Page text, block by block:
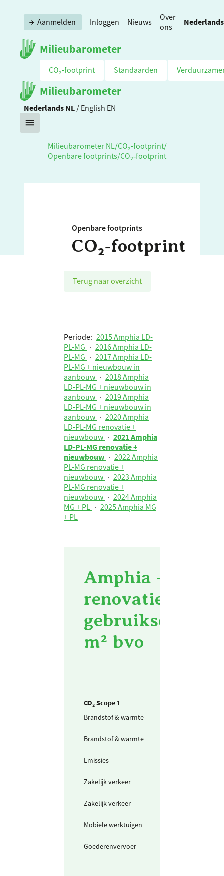
Milieubarometer
Aanmelden Inloggen Nieuws
Over
ons
Nederlands
CO₂‑footprint Standaarden
Milieubarometer
Nederlands NL / English EN
Milieubarometer NL /CO₂‑footprint/
Openbare footprints/CO₂‑footprint
Openbare footprints
CO₂‑footprint
Terug naar overzicht
Periode: 2015 Amphia LD-
PL-MG · 2016 Amphia LD-
PL-MG · 2017 Amphia LD-
PL-MG + nieuwbouw in
aanbouw · 2018 Amphia
LD-PL-MG + nieuwbouw in
aanbouw · 2019 Amphia
LD-PL-MG + nieuwbouw in
aanbouw · 2020 Amphia
LD-PL-MG renovatie +
nieuwbouw · 2021 Amphia
LD-PL-MG renovatie +
nieuwbouw · 2022 Amphia
PL-MG renovatie +
nieuwbouw · 2023 Amphia
PL-MG renovatie +
nieuwbouw · 2024 Amphia
MG + PL · 2025 Amphia MG
+ PL
Amphia - 2021
renovatie +
m² bvo
CO₂ Scope 1
Brandstof & warmte
Brandstof & warmte
Emissies
Zakelijk verkeer
Zakelijk verkeer
Mobiele werktuigen
Goederenvervoer